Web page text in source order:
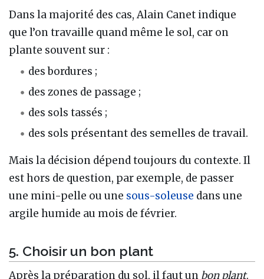
Dans la majorité des cas, Alain Canet indique
que l’on travaille quand même le sol, car on
plante souvent sur :
des bordures ;
des zones de passage ;
des sols tassés ;
des sols présentant des semelles de travail.
Mais la décision dépend toujours du contexte. Il
est hors de question, par exemple, de passer
une mini-pelle ou une sous-soleuse dans une
argile humide au mois de février.
5. Choisir un bon plant
Après la préparation du sol, il faut un bon plant.